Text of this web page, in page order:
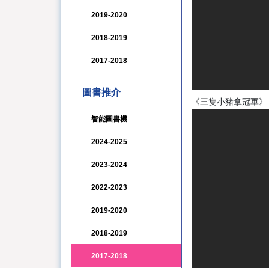
2019-2020
2018-2019
2017-2018
圖書推介
智能圖書機
2024-2025
2023-2024
2022-2023
2019-2020
2018-2019
2017-2018
《三隻小豬拿冠軍》